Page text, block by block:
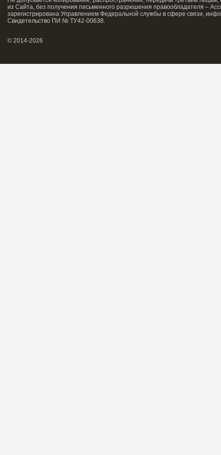
из Сайта, без получения письменного разрешения правообладателя –
зарегистрирована Управлением Федеральной службы в сфере связи,
Свидетельство ПИ № ТУ42-00638.
© 2014-2026